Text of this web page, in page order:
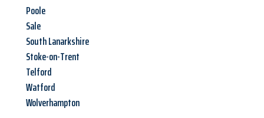
Poole
Sale
South Lanarkshire
Stoke-on-Trent
Telford
Watford
Wolverhampton